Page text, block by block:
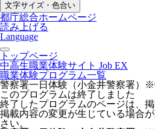
文字サイズ・色合い
都庁総合ホームページ
読み上げる
Language
トップページ
中高生職業体験サイト Job EX
職業体験プログラム一覧
警察署一日体験（小金井警察署）
このプログラムは終了しました
終了したプログラムのページは、
掲載内容の変更が生じている場合
さい。